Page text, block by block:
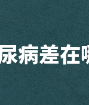
病差在